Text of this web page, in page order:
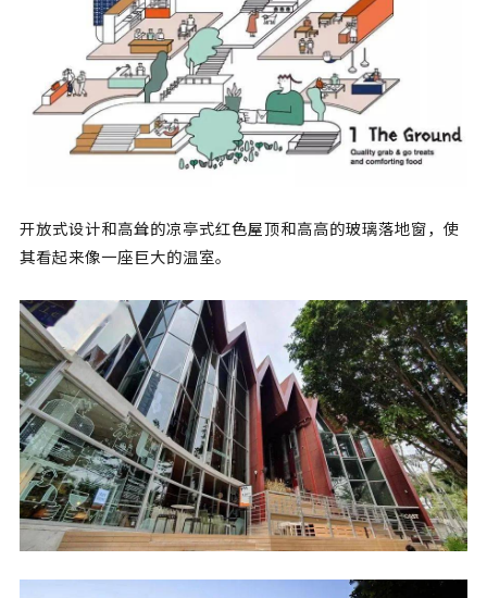
开放式设计和高耸的凉亭式红色屋顶和高高的玻璃落地窗，使
其看起来像一座巨大的温室。